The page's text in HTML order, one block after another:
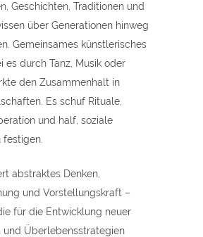
Geschichten, Traditionen und
über Generationen hinweg
Gemeinsames künstlerisches
es durch Tanz, Musik oder
den Zusammenhalt in
Es schuf Rituale,
und half, soziale
festigen.
abstraktes Denken,
und Vorstellungskraft –
für die Entwicklung neuer
und Überlebensstrategien